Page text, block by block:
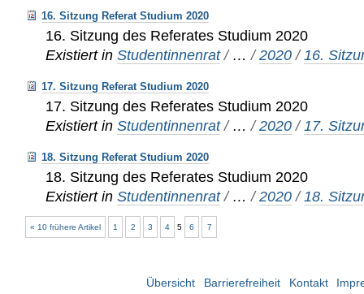
16. Sitzung Referat Studium 2020
16. Sitzung des Referates Studium 2020
Existiert in Studentinnenrat / …/2020 / 16.
17. Sitzung Referat Studium 2020
17. Sitzung des Referates Studium 2020
Existiert in Studentinnenrat / …/2020 / 17.
18. Sitzung Referat Studium 2020
18. Sitzung des Referates Studium 2020
Existiert in Studentinnenrat / …/2020 / 18.
« 10 frühere Artikel 1 2 3 4 5 6 7
Übersicht Barrierefreiheit Kontakt